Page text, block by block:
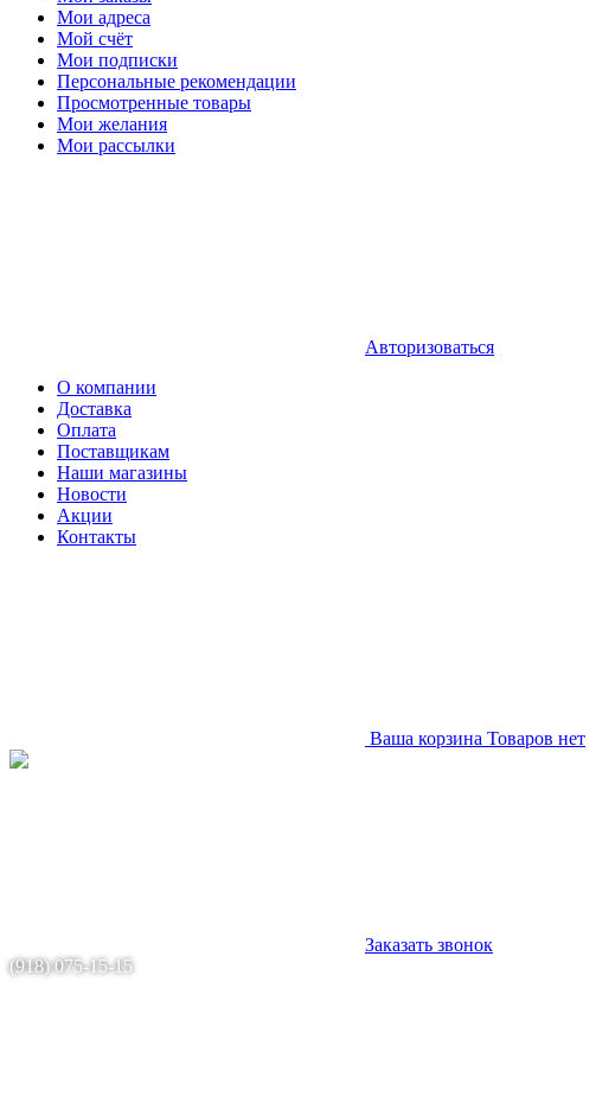
Мои адреса
Мой счёт
Мои подписки
Персональные рекомендации
Просмотренные товары
Мои желания
Мои рассылки
Авторизоваться
О компании
Доставка
Оплата
Поставщикам
Наши магазины
Новости
Акции
Контакты
Ваша корзина Товаров нет
Заказать звонок
(918) 075-15-15